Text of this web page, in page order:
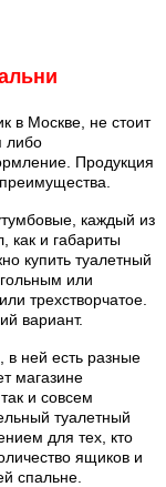
в Москве, не стоит
либо
Продукция
каждый из
как и габариты
купить туалетный
или
трехстворчатое.
вариант.
в ней есть разные
магазине
и совсем
туалетный
для тех, кто
ящиков и
спальне.